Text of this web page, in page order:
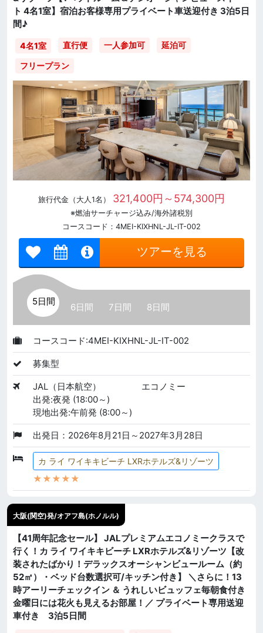
ト 4名1室】宿泊お客様専用プライベート車送迎付き 3泊5日
間♪
4名1室 直行便 一人参加可 延泊可
フリープラン
旅行代金（大人1名） 321,400円～574,300円
※燃油サーチャージ込み/海外諸税別
コースコード：4MEI-KIXHNL-JL-IT-002
ツアーを見る
5日間
6日間 7日間 8日間
コースコード:4MEI-KIXHNL-JL-IT-002
募集型
JAL（日本航空）
エコノミー
出発:夜発 (18:00～)
現地出発:午前発 (8:00～)
出発日：2026年8月21日～2027年3月28日
カ ライ ワイキキビーチ LXRホテルズ&リゾーツ
★★★★★
大阪(関空)発/オアフ島(ホノルル)
【41周年記念セール】 JALプレミアムエコノミークラスで
行く！カ ライ ワイキキビーチ LXRホテルズ&リゾーツ【改
装されたばかり！デラックスオーシャンビュールーム（約
52㎡）・ベッド台数選択可/キッチン付き】 ＼さらに！13
時アーリーチェックイン ＆ うれしいビュッフェ毎朝食付き
金曜日には花火も見えるお部屋！／ プライベート専用送迎
車付き 3泊5日間